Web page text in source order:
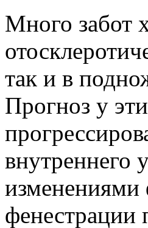
Много забот
так и в
Прогноз у
внутреннего
изменениями
фенестрации